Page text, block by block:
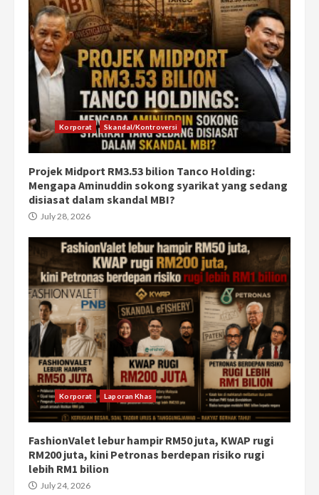
Korporat Skandal/Kontroversi
Projek Midport RM3.53 bilion Tanco Holding:
Mengapa Aminuddin sokong syarikat yang sedang
disiasat dalam skandal MBI?
July 28, 2026
Korporat Laporan Khas
FashionValet lebur hampir RM50 juta, KWAP rugi
RM200 juta, kini Petronas berdepan risiko rugi
lebih RM1 bilion
July 24, 2026